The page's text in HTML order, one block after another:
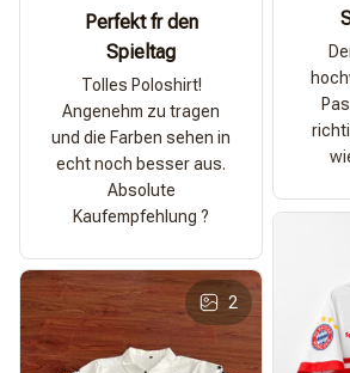
Perfekt fr den
Spieltag
Tolles Poloshirt!
Angenehm zu tragen
und die Farben sehen in
echt noch besser aus.
Absolute
Kaufempfehlung ?
2